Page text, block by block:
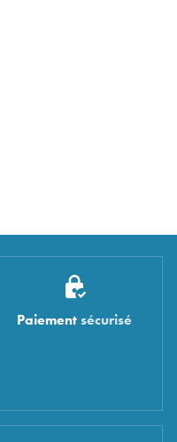
Paiement sécurisé